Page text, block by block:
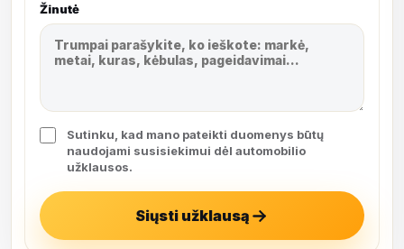
Žinutė
Sutinku, kad mano pateikti duomenys būtų
naudojami susisiekimui dėl automobilio
užklausos.
Siųsti užklausą